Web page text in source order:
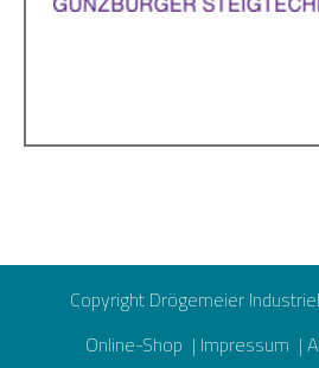
Copyright Drögemeier
Online-Shop | Impressum |